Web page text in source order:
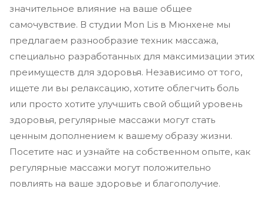
значительное влияние на ваше общее
самочувствие. В студии Mon Lis в Мюнхене мы
предлагаем разнообразие техник массажа,
специально разработанных для максимизации этих
преимуществ для здоровья. Независимо от того,
ищете ли вы релаксацию, хотите облегчить боль
или просто хотите улучшить свой общий уровень
здоровья, регулярные массажи могут стать
ценным дополнением к вашему образу жизни.
Посетите нас и узнайте на собственном опыте, как
регулярные массажи могут положительно
повлиять на ваше здоровье и благополучие.